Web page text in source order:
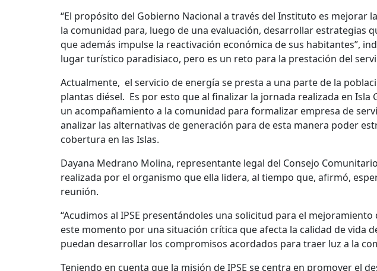
“El propósito del Gobierno Nacional a través del Instituto es mejorar
la comunidad para, luego de una evaluación, desarrollar estrategias
que además impulse la reactivación económica de sus habitantes”,
lugar turístico paradisiaco, pero es un reto para la prestación del
Actualmente, el servicio de energía se presta a una parte de la
plantas diésel. Es por esto que al finalizar la jornada realizada en
un acompañamiento a la comunidad para formalizar empresa de
analizar las alternativas de generación para de esta manera poder
cobertura en las Islas.
Dayana Medrano Molina, representante legal del Consejo
realizada por el organismo que ella lidera, al tiempo que, afirmó,
reunión.
“Acudimos al IPSE presentándoles una solicitud para el
este momento por una situación crítica que afecta la calidad de vida
puedan desarrollar los compromisos acordados para traer luz a la
Teniendo en cuenta que la misión de IPSE se centra en promover el